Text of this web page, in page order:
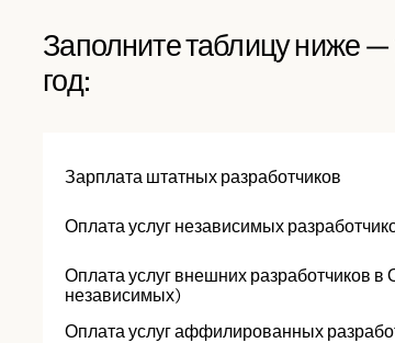
Заполните таблицу ниже
год:
Зарплата штатных разработчиков
Оплата услуг независимых
Оплата услуг внешних разработчиков
независимых)
Оплата услуг аффилированных